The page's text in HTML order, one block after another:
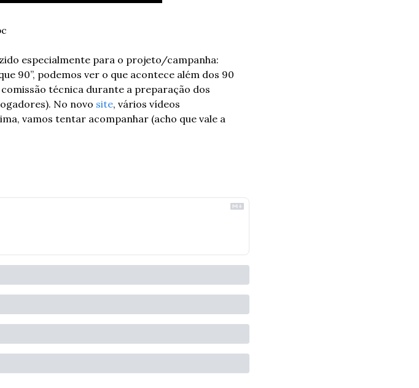
especialmente para o projeto/campanha:
90”, podemos ver o que acontece além dos 90
técnica durante a preparação dos
No novo site, vários vídeos
vamos tentar acompanhar (acho que vale a